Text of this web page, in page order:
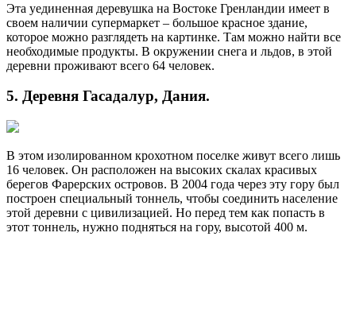
Эта уединенная деревушка на Востоке Гренландии имеет в
своем наличии супермаркет – большое красное здание,
которое можно разглядеть на картинке. Там можно найти все
необходимые продукты. В окружении снега и льдов, в этой
деревни проживают всего 64 человек.
5. Деревня Гасадалур, Дания.
В этом изолированном крохотном поселке живут всего лишь
16 человек. Он расположен на высоких скалах красивых
берегов Фарерских островов. В 2004 года через эту гору был
построен специальный тоннель, чтобы соединить население
этой деревни с цивилизацией. Но перед тем как попасть в
этот тоннель, нужно подняться на гору, высотой 400 м.